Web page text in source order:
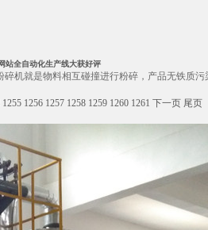
站全自动化生产线大获好评
碎机就是物料相互碰撞进行粉碎，产品无铁质
1255 1256 1257 1258 1259 1260 1261 下一页 尾页